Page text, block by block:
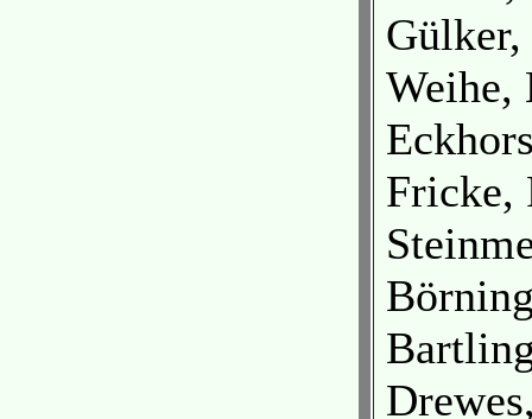
Gülker,
Weihe,
Fricke,